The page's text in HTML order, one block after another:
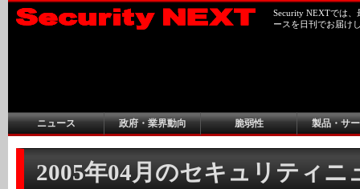
Security NEXTでは
ースを日刊でお届け
ニュース 政府・業界動向 脆弱性 製品・サ
2005年04月のセキュリティニ